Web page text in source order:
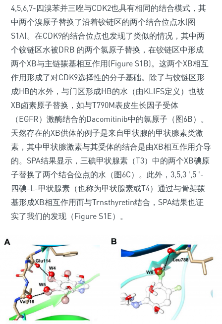
4,5,6,7-四溴苯并三唑与CDK2也具有相同的结合模式，其
中两个溴原子替换了沿着铰链区的两个结合位点水(图
S1A)。在CDK9的结合位点也发现了类似的情况，其中两
个铰链区水被DRB 的两个氯原子替换，在铰链区中形成
两个XB与主链羰基相互作用(Figure S1B)。这两个XB相互
作用形成了对CDK9选择性的分子基础。除了与铰链区形
成HB的水外，与门区形成HB的水（由KLIFS定义）也被
XB卤素原子替换，如与T790M表皮生长因子受体
（EGFR）激酶结合的Dacomitinib中的氯原子（图6B）。
天然存在的XB供体的例子是来自甲状腺的甲状腺素类激
素，其中甲状腺激素与其受体的结合是由XB相互作用介导
的。SPA结果显示，三碘甲状腺素（T3）中的两个XB碘原
子替换了两个结合位点的水（图6C）。此外，3,5,3 ′,5 ′-
四碘-L-甲状腺素（也称为甲状腺素或T4）通过与骨架羰
基形成XB相互作用而与Trnsthyretin结合，SPA结果也证
实了我们的发现（Figure S1E）。